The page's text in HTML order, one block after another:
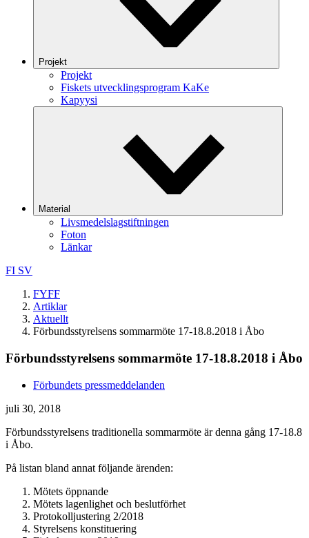
Projekt
Projekt
Fiskets utvecklingsprogram KaKe
Kapyysi
Material
Livsmedelslagstiftningen
Foton
Länkar
FI SV
FYFF
Artiklar
Aktuellt
Förbundsstyrelsens sommarmöte 17-18.8.2018 i Åbo
Förbundsstyrelsens sommarmöte 17-18.8.2018 i Åbo
Förbundets pressmeddelanden
juli 30, 2018
Förbundsstyrelsens traditionella sommarmöte är denna gång 17-18.8
i Åbo.
På listan bland annat följande ärenden:
Mötets öppnande
Mötets lagenlighet och beslutförhet
Protokolljustering 2/2018
Styrelsens konstituering